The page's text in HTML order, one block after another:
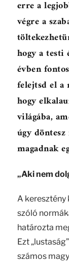
erre a
végre a
hogy a testi
évben
felejtsd el a
hogy
világába,
úgy
magadnak
„Aki nem
A keresztény
szóló
határozta
Ezt
számos